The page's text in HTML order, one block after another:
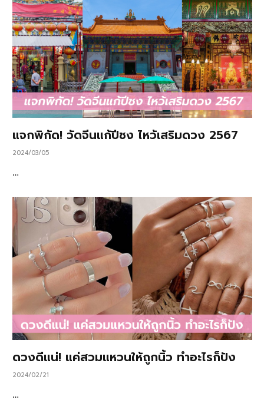
แจกพิกัด! วัดจีนแก้ปีชง ไหว้เสริมดวง 2567
2024/03/05
…
ดวงดีแน่! แค่สวมแหวนให้ถูกนิ้ว ทำอะไรก็ปัง
2024/02/21
…